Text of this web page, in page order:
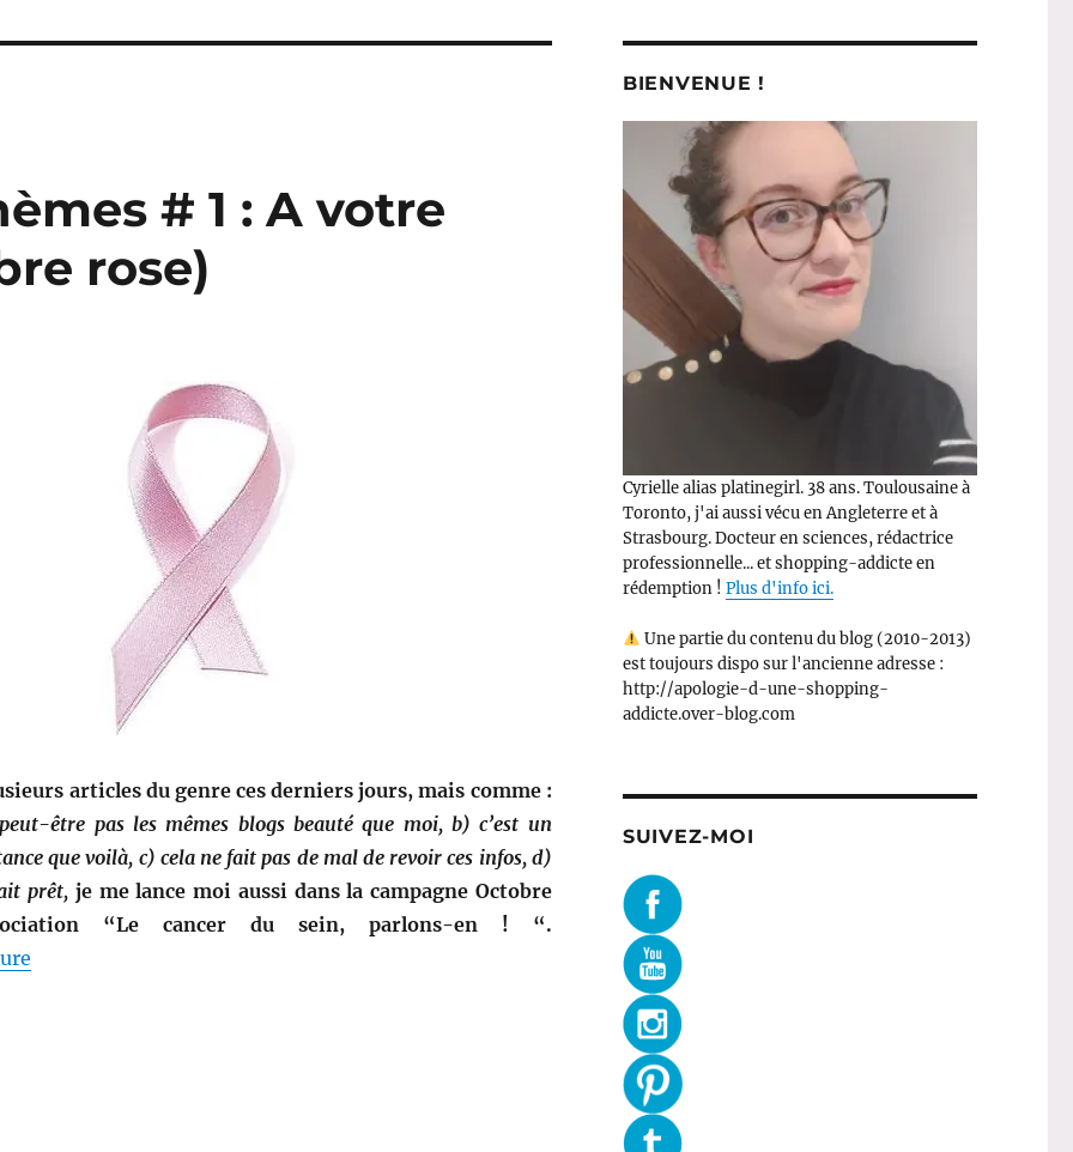
# 1 : A votre
rose)
articles du genre ces derniers jours, mais comme :
être pas les mêmes blogs beauté que moi, b) c’est un
que voilà, c) cela ne fait pas de mal de revoir ces infos, d)
prêt, je me lance moi aussi dans la campagne Octobre
“Le cancer du sein, parlons-en ! “.
de « Sélection multi-thèmes # 1 : A votre bon… sein ! (Octobre rose) »
BIENVENUE !
Cyrielle alias platinegirl. 38 ans. Toulousaine à
Toronto, j'ai aussi vécu en Angleterre et à
Strasbourg. Docteur en sciences, rédactrice
professionnelle... et shopping-addicte en
rédemption ! Plus d'info ici.
Une partie du contenu du blog (2010-2013)
est toujours dispo sur l'ancienne adresse :
http://apologie-d-une-shopping-
addicte.over-blog.com
SUIVEZ-MOI